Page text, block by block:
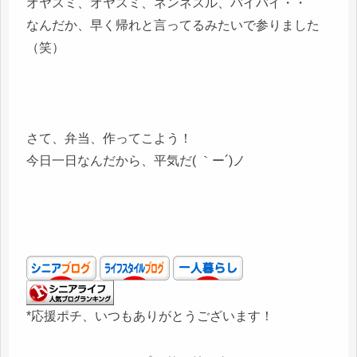
オヤスミ、オヤスミ、ネンネスル、バイバイ・・
なんだか、早く帰れと言ってるみたいで参りました
（笑）
さて、弁当、作ってこよう！
今日一日なんだから、平気だ( ｀ー´)ノ
*応援ポチ、いつもありがとうございます！